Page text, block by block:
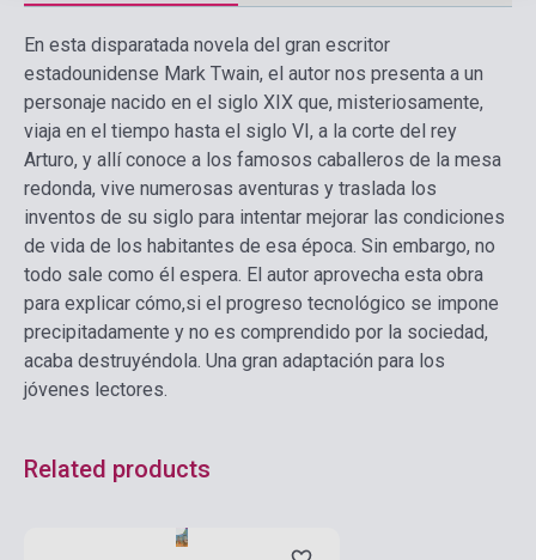
En esta disparatada novela del gran escritor
estadounidense Mark Twain, el autor nos presenta a un
personaje nacido en el siglo XIX que, misteriosamente,
viaja en el tiempo hasta el siglo VI, a la corte del rey
Arturo, y allí conoce a los famosos caballeros de la mesa
redonda, vive numerosas aventuras y traslada los
inventos de su siglo para intentar mejorar las condiciones
de vida de los habitantes de esa época. Sin embargo, no
todo sale como él espera. El autor aprovecha esta obra
para explicar cómo,si el progreso tecnológico se impone
precipitadamente y no es comprendido por la sociedad,
acaba destruyéndola. Una gran adaptación para los
jóvenes lectores.
Related products